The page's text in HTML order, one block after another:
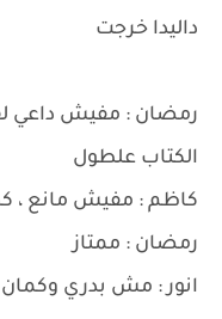
داليدا خرجت
رمضان : مفيش داعي
الكتاب علطول
كاظم : مفيش مانع ،
رمضان : ممتاز
انور : مش بدري وكمان